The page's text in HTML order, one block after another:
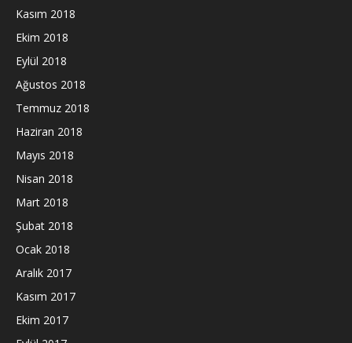
Kasım 2018
Ekim 2018
Eylül 2018
Ağustos 2018
Temmuz 2018
Haziran 2018
Mayıs 2018
Nisan 2018
Mart 2018
Şubat 2018
Ocak 2018
Aralık 2017
Kasım 2017
Ekim 2017